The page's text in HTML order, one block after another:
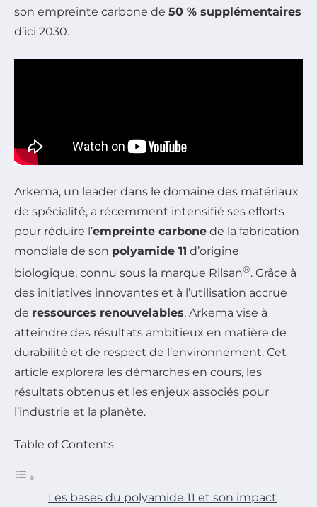
son empreinte carbone de 50 % supplémentaires
d’ici 2030.
Arkema, un leader dans le domaine des matériaux
de spécialité, a récemment intensifié ses efforts
pour réduire l’empreinte carbone de la fabrication
mondiale de son polyamide 11 d’origine
biologique, connu sous la marque Rilsan®. Grâce à
des initiatives innovantes et à l’utilisation accrue
de ressources renouvelables, Arkema vise à
atteindre des résultats ambitieux en matière de
durabilité et de respect de l’environnement. Cet
article explorera les démarches en cours, les
résultats obtenus et les enjeux associés pour
l’industrie et la planète.
Table of Contents
Les bases du polyamide 11 et son impact